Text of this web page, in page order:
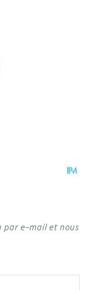
par e-mail et nous